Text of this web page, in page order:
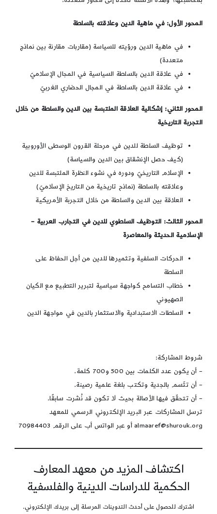
المحور الأول: في ماهية الدين وعلاقته بالسلطة
في ماهية الدين ورؤيته للسياسة (مقاربات مقارنة بين نماذج
متعددة)
في علاقة الدين بالسلطة السياسية في المجال الإسلاميّ
في علاقة الدين بالسلطة في المجال الحضاري الغربيّ
المحور الثاني: إشكالية العلاقة الملتبسة بين الدين والسلطة من خلال
التجربة التاريخية
توظيف السلطة للدين في مرحلة القرون الوسطى الأوروبية
(كيف حصل الإنشقاق بين الدين والسياسة)
الإسلام التاريخيّ ودوره في نشوء النظرة الملتبسة للدين
وعلاقته بالسلطة (نماذح تاريخية من التاريخ الإسلاميّ)
العلاقة بين الدين والسلطة من خلال التجربة الأمريكية
المحور الثالث: التوظيف السلطوي للدين في التجارب العربية –
الإسلامية الحديثة والمعاصرة
الحركات السلفية وتثميرها للدين من أجل الحفاظ على
السلطة
خطاب التسامح كواجهة سياسية لتبرير التطبيع مع الكيان
الصهيوني
السلطات الاستبدادية والاستثمار بالدين في مواجهة الدين
شروط المشاركة:
– أن يكون عدد الكلمات بين 500 و700 كلمة.
– أن تتّسم بالجدية وتكتب بلغة علمية رصينة.
– أن تتحقّق فيها الأصالة بحيث لا تكون قد نُشرت سابقًا.
ترسل المشاركات عبر البريد الإلكتروني الرسمي للمعهد
almaaref@shurouk.orgأو عبر الواتس أب على الرقم 70984403
اكتشاف المزيد من معهد المعارف
الحكمية للدراسات الدينية والفلسفية
اشترك للحصول على أحدث التدوينات المرسلة إلى بريدك الإلكتروني.